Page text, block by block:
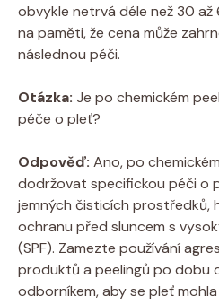
obvykle netrvá déle než 30
na paměti, že cena může
následnou péči.
Otázka: Je po chemickém
péče o pleť?
Odpověď: Ano, po
dodržovat specifickou péči o
jemných čisticích prostředků,
ochranu před sluncem s
(SPF). Zamezte používání
produktů a peelingů po dobu
odborníkem, aby se pleť